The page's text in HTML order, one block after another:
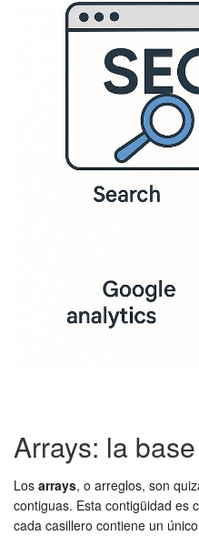
Arrays: la
Los arrays, o arreglos, son
contiguas. Esta contigüidad es
cada casillero contiene un